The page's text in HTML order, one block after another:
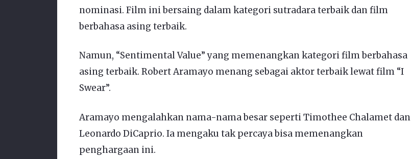
nominasi. Film ini bersaing dalam kategori sutradara terbaik dan film
berbahasa asing terbaik.
Namun, “Sentimental Value” yang memenangkan kategori film berbahasa
asing terbaik. Robert Aramayo menang sebagai aktor terbaik lewat film “I
Swear”.
Aramayo mengalahkan nama-nama besar seperti Timothee Chalamet dan
Leonardo DiCaprio. Ia mengaku tak percaya bisa memenangkan
penghargaan ini.